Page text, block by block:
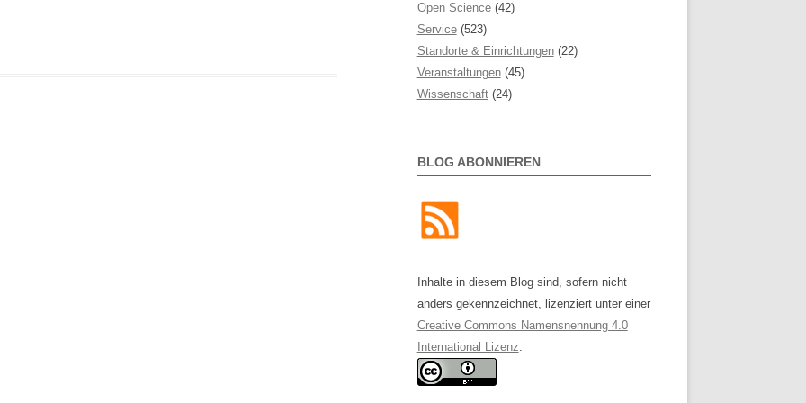
Open Science(42)
Service(523)
Standorte & Einrichtungen(22)
Veranstaltungen(45)
Wissenschaft(24)
BLOG ABONNIEREN
Inhalte in diesem Blog sind, sofern nicht
anders gekennzeichnet, lizenziert unter einer
Creative Commons Namensnennung 4.0
International Lizenz.